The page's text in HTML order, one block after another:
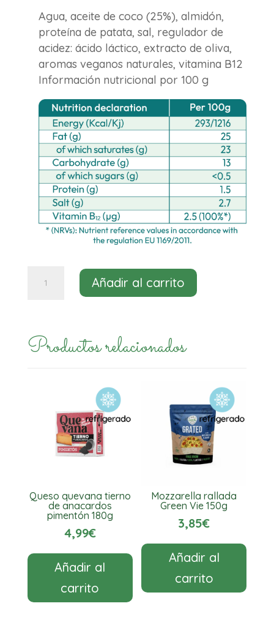
Agua, aceite de coco (25%), almidón,
proteína de patata, sal, regulador de
acidez: ácido láctico, extracto de oliva,
aromas veganos naturales, vitamina B12
Información nutricional por 100 g
200g
Añadir al carrito
Productos relacionados
Queso quevana tierno
de anacardos
pimentón 180g
4,99€
Añadir al
carrito
Mozzarella rallada
Green Vie 150g
3,85€
Añadir al
carrito